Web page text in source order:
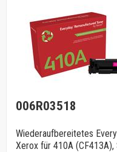
006R03518
Wiederaufbereitetes
Xerox für 410A